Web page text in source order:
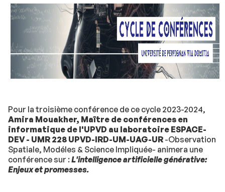
Pour la troisième conférence de ce cycle 2023-2024,
Amira Mouakher, Maître de conférences en
informatique de l'UPVD au laboratoire ESPACE-
DEV - UMR 228 UPVD-IRD-UM-UAG-UR -Observation
Spatiale, Modéles & Science Impliquée- animera une
conférence sur :L'intelligence artificielle générative:
Enjeux et promesses.